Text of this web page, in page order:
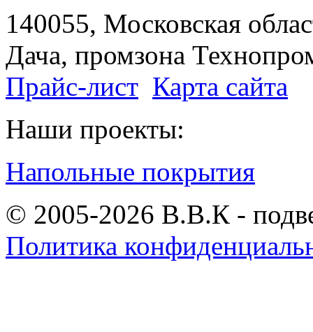
140055, Московская
Дача, промзона
Прайс-лист Карта сайта
Наши проекты:
Напольные покрытия
© 2005-2026 В.В.К -
Политика